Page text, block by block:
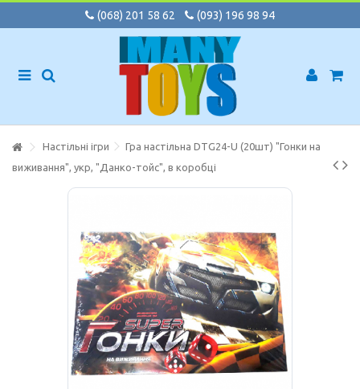
(068) 201 58 62 (093) 196 98 94
Настільні ігри
Гра настільна DTG24-U (20шт) "Гонки на
виживання", укр, "Данко-тойс", в коробці